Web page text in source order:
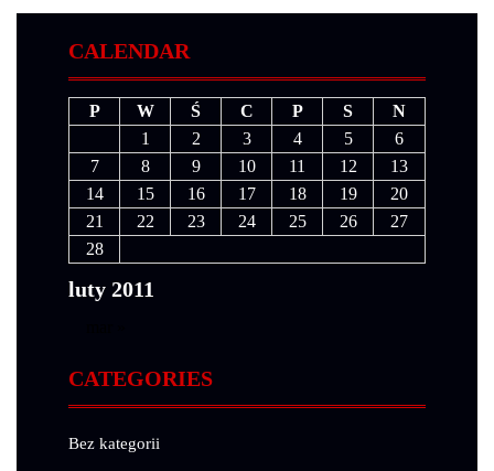
CALENDAR
luty 2011
P W Ś C P S
N
1
2 3 4 5
6
7
8 9 10 11 12
13
14
15 16 17 18 19
20
21
22 23 24 25 26
27
28
CATEGORIES
Bez kategorii